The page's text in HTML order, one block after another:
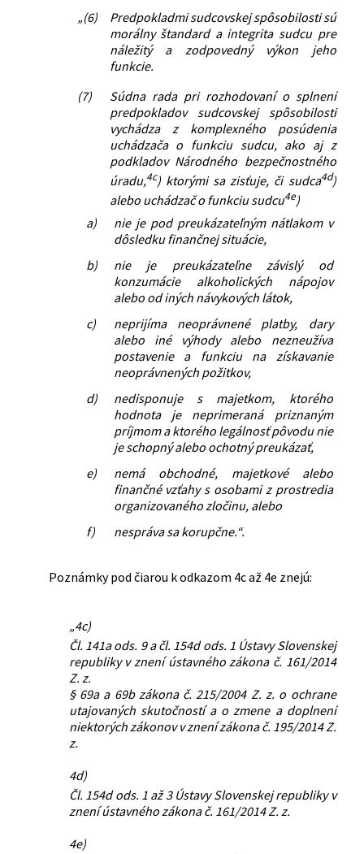
„(6)
Predpokladmi sudcovskej spôsobilosti sú
morálny štandard a integrita sudcu pre
náležitý a zodpovedný výkon jeho
funkcie.
(7)
Súdna rada pri rozhodovaní o splnení
predpokladov sudcovskej spôsobilosti
vychádza z komplexného posúdenia
uchádzača o funkciu sudcu, ako aj z
podkladov Národného bezpečnostného
úradu,4c) ktorými sa zisťuje, či sudca4d)
alebo uchádzač o funkciu sudcu4e)
a)
nie je pod preukázateľným nátlakom v
dôsledku finančnej situácie,
b)
nie je preukázateľne závislý od
konzumácie alkoholických nápojov
alebo od iných návykových látok,
c)
neprijíma neoprávnené platby, dary
alebo iné výhody alebo nezneužíva
postavenie a funkciu na získavanie
neoprávnených požitkov,
d)
nedisponuje s majetkom, ktorého
hodnota je neprimeraná priznaným
príjmom a ktorého legálnosť pôvodu nie
je schopný alebo ochotný preukázať,
e)
nemá obchodné, majetkové alebo
finančné vzťahy s osobami z prostredia
organizovaného zločinu, alebo
f)
nespráva sa korupčne.“.
Poznámky pod čiarou k odkazom 4c až 4e znejú:
„4c)
Čl. 141a ods. 9 a čl. 154d ods. 1 Ústavy Slovenskej
republiky v znení ústavného zákona č. 161/2014
Z. z.
§ 69a a 69b zákona č. 215/2004 Z. z. o ochrane
utajovaných skutočností a o zmene a doplnení
niektorých zákonov v znení zákona č. 195/2014 Z.
z.
4d)
Čl. 154d ods. 1 až 3 Ústavy Slovenskej republiky v
znení ústavného zákona č. 161/2014 Z. z.
4e)